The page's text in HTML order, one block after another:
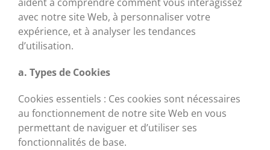
avec notre site Web, à personnaliser votre
expérience, et à analyser les tendances
d’utilisation.
a. Types de Cookies
Cookies essentiels : Ces cookies sont nécessaires
au fonctionnement de notre site Web en vous
permettant de naviguer et d’utiliser ses
fonctionnalités de base.